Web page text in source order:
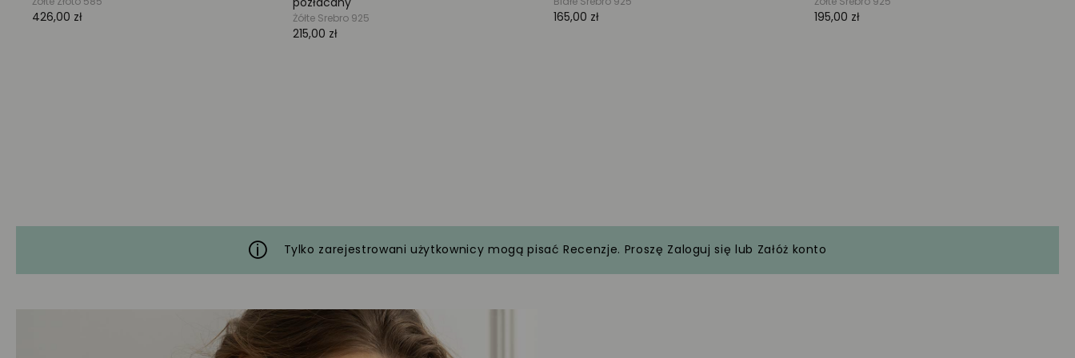
Tylko zarejestrowani użytkownicy mogą pisać Recenzje. Proszę Zaloguj się lub Załóż konto